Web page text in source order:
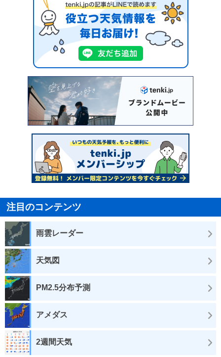
注目のコンテンツ
雨雲レーダー
天気図
PM2.5分布予測
アメダス
2週間天気